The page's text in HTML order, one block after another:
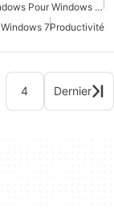
Applications Windows Pour Windows 10
7Productivité
4 Dernier